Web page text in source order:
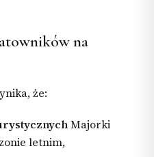
na
że:
Majorki
letnim,